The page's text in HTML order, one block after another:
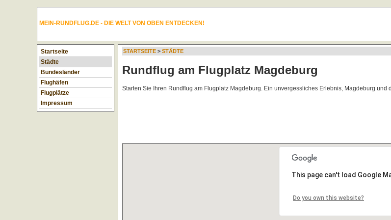
MEIN-RUNDFLUG.DE - DIE WELT VON OBEN ENTDECKEN!
Startseite
Städte
Bundesländer
Flughäfen
Flugplätze
Impressum
STARTSEITE > STÄDTE
Rundflug am Flugplatz Magdeburg
Starten Sie Ihren Rundflug am Flugplatz Magdeburg. Ein unvergessliches Erlebnis, Magdeburg
This page can't load Google
Do you own this website?